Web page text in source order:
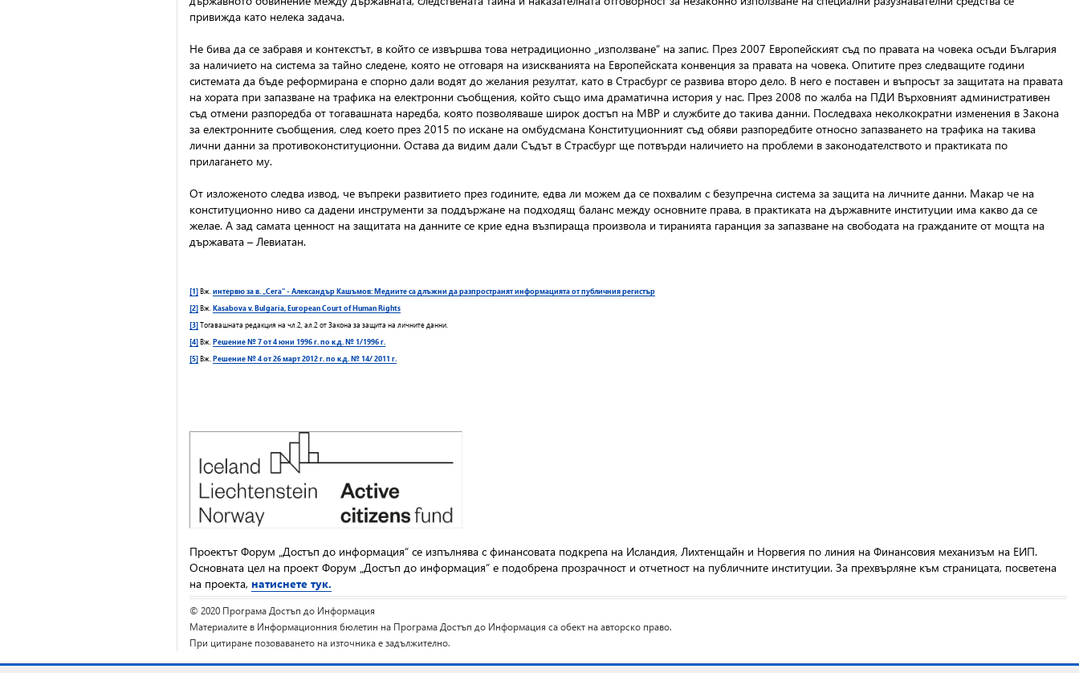
привижда като нелека задача.
Не бива да се забравя и контекстът, в който се извършва това нетрадиционно „използване“ на запис. През 2007 Европейският съд по правата на човека осъди България
за наличието на система за тайно следене, която не отговаря на изискванията на Европейската конвенция за правата на човека. Опитите през следващите години
системата да бъде реформирана е спорно дали водят до желания резултат, като в Страсбург се развива второ дело. В него е поставен и въпросът за защитата на правата
на хората при запазване на трафика на електронни съобщения, който също има драматична история у нас. През 2008 по жалба на ПДИ Върховният административен
съд отмени разпоредба от тогавашната наредба, която позволяваше широк достъп на МВР и службите до такива данни. Последваха неколкократни изменения в Закона
за електронните съобщения, след което през 2015 по искане на омбудсмана Конституционният съд обяви разпоредбите относно запазването на трафика на такива
лични данни за противоконституционни. Остава да видим дали Съдът в Страсбург ще потвърди наличието на проблеми в законодателството и практиката по
прилагането му.
От изложеното следва извод, че въпреки развитието през годините, едва ли можем да се похвалим с безупречна система за защита на личните данни. Макар че на
конституционно ниво са дадени инструменти за поддържане на подходящ баланс между основните права, в практиката на държавните институции има какво да се
желае. А зад самата ценност на защитата на данните се крие една възпираща произвола и тиранията гаранция за запазване на свободата на гражданите от мощта на
държавата – Левиатан.
[1]Вж. интервю за в. „Сега“ - Александър Кашъмов: Медиите са длъжни да разпространят информацията от публичния регистър
[2]Вж. Kasabova v. Bulgaria, European Court of Human Rights
[3]Тогавашната редакция на чл.2, ал.2 от Закона за защита на личните данни.
[4]Вж. Решение № 7 от 4 юни 1996 г. по к.д. № 1/1996 г.
[5]Вж. Решение № 4 от 26 март 2012 г. по к.д. № 14/ 2011 г.
Проектът Форум „Достъп до информация“ се изпълнява с финансовата подкрепа на Исландия, Лихтенщайн и Норвегия по линия на Финансовия механизъм на ЕИП.
Основната цел на проект Форум „Достъп до информация“ е подобрена прозрачност и отчетност на публичните институции. За прехвърляне към страницата, посветена
на проекта, натиснете тук.
© 2020 Програма Достъп до Информация
Материалите в Информационния бюлетин на Програма Достъп до Информация са обект на авторско право.
При цитиране позоваването на източника е задължително.